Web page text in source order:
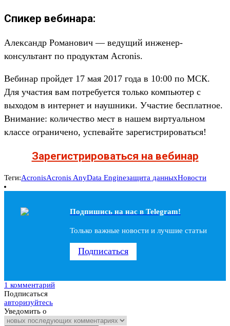
Спикер вебинара:
Александр Романович — ведущий инженер-
консультант по продуктам Acronis.
Вебинар пройдет 17 мая 2017 года в 10:00 по МСК.
Для участия вам потребуется только компьютер с
выходом в интернет и наушники. Участие бесплатное.
Внимание: количество мест в нашем виртуальном
классе ограничено, успевайте зарегистрироваться!
Зарегистрироваться на вебинар
Теги:AcronisAcronis AnyData Engineзащита данныхНовости
Подпишись на наc в Telegram!
Только важные новости и лучшие статьи
Подписаться
1 комментарий
Подписаться
авторизуйтесь
Уведомить о